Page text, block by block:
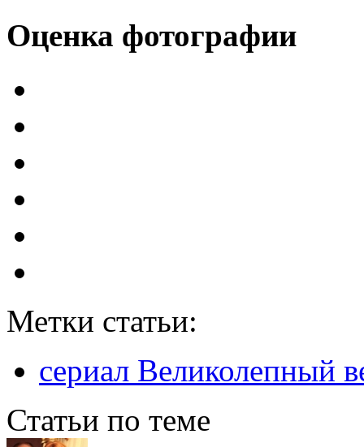
Оценка фотографии
Метки статьи:
сериал Великолепный
Статьи по теме